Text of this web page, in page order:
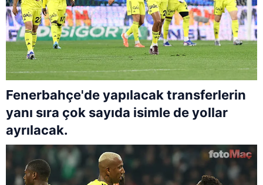
Fenerbahçe'de yapılacak transferlerin
yanı sıra çok sayıda isimle de yollar
ayrılacak.